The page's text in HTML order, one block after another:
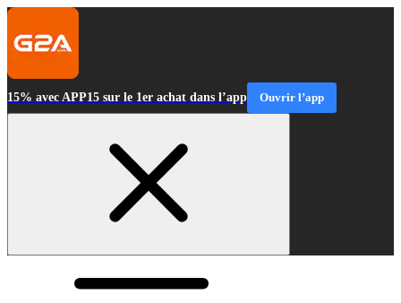
15% avec APP15 sur le 1er achat dans l’app Ouvrir l’app